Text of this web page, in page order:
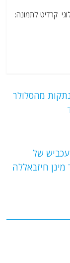
קרדיט לתמונה:
מהסלולר
של
חיזבאללה